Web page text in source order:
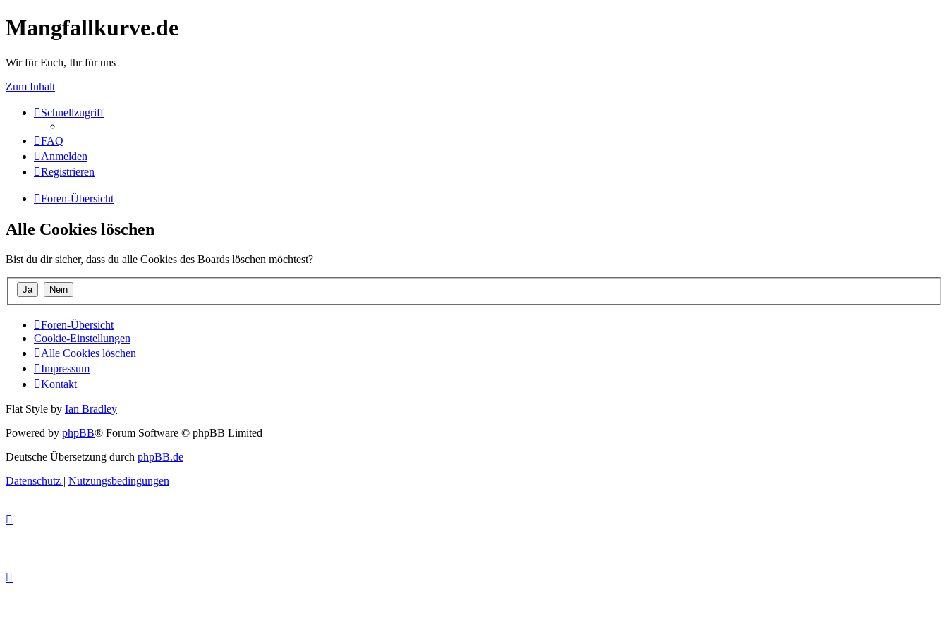
Mangfallkurve.de
Wir für Euch, Ihr für uns
Zum Inhalt
Schnellzugriff
FAQ
Anmelden
Registrieren
Foren-Übersicht
Alle Cookies löschen
Bist du dir sicher, dass du alle Cookies des Boards löschen möchtest?
Foren-Übersicht
Cookie-Einstellungen
Alle Cookies löschen
Impressum
Kontakt
Flat Style by Ian Bradley
Powered by phpBB® Forum Software © phpBB Limited
Deutsche Übersetzung durch phpBB.de
Datenschutz | Nutzungsbedingungen